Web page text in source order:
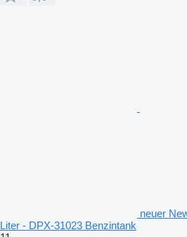
neuer
Liter - DPX-31023 Benzintank